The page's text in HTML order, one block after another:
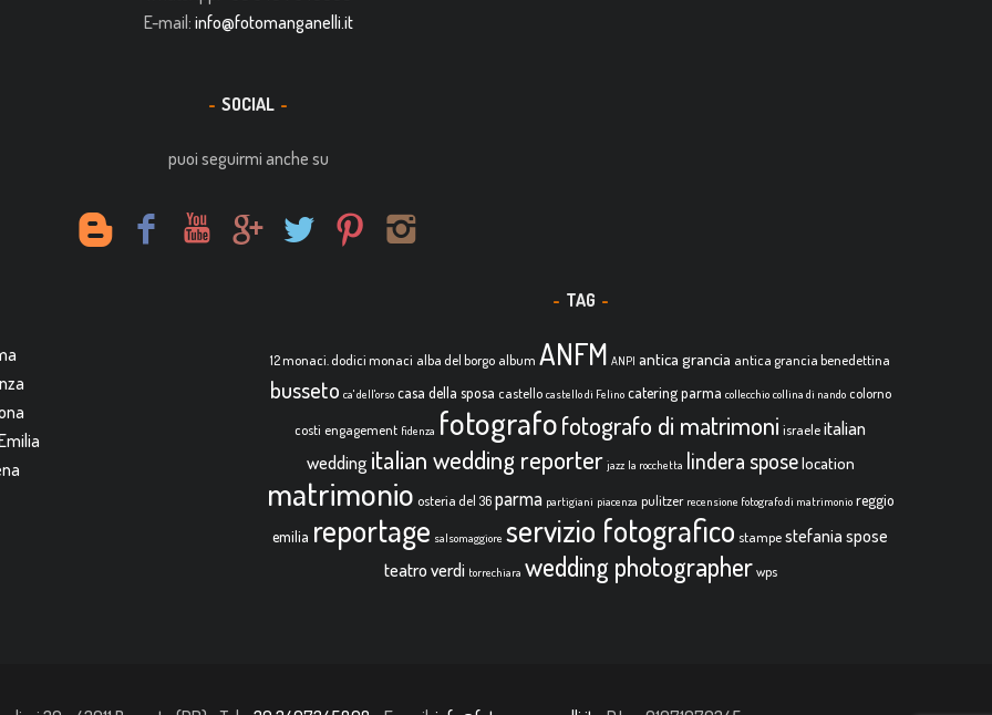
E-mail: info@fotomanganelli.it
SOCIAL
puoi seguirmi anche su
TAG
12 monaci. dodici monaci alba del borgo album ANFM ANPI antica grancia antica grancia benedettina
busseto ca' dell'orso casa della sposa castello castello di Felino catering parma collecchio collina di nando colorno
costi engagement fidenza fotografofotografo di matrimoni israeleitalian
wedding italian wedding reporter jazz la rocchetta lindera sposelocation
matrimonio osteria del 36 parma partigiani piacenza pulitzer recensione fotografo di matrimonio reggio
emilia reportage salsomaggiore servizio fotografico stampestefania spose
teatro verdi torrechiara wedding photographer wps